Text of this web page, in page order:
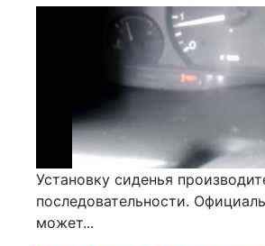
Установку сиденья
последовательности.
может...